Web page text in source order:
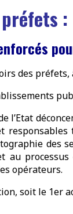
:
des
des
opérateurs.
soit le 1er